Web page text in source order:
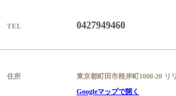
TEL 0427949460
住所
東京都町田市根岸町1008-20 リ
Googleマップで開く